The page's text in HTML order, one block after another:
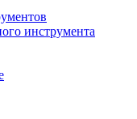
инструмента